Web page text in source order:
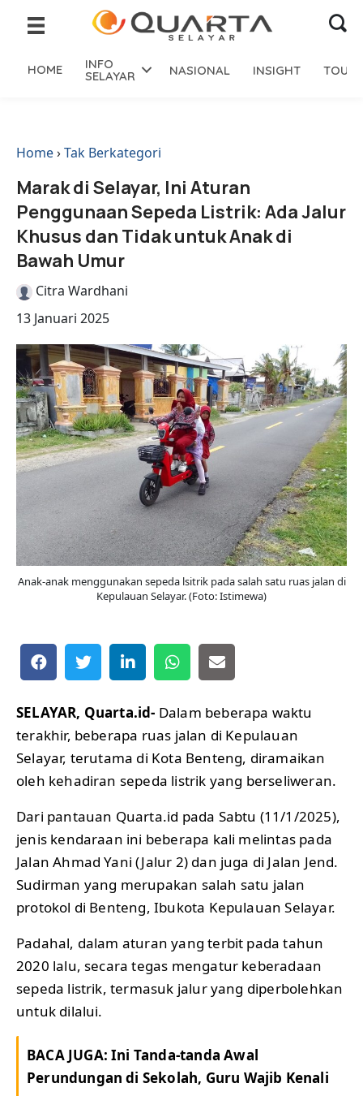
HOME INFO
SELAYAR NASIONAL INSIGHT
Home›Tak Berkategori
Marak di Selayar, Ini Aturan
Penggunaan Sepeda Listrik: Ada Jalur
Khusus dan Tidak untuk Anak di
Bawah Umur
Citra Wardhani
13 Januari 2025
Anak-anak menggunakan sepeda lsitrik pada salah satu ruas jalan di
Kepulauan Selayar. (Foto: Istimewa)
SELAYAR, Quarta.id- Dalam beberapa waktu
terakhir, beberapa ruas jalan di Kepulauan
Selayar, terutama di Kota Benteng, diramaikan
oleh kehadiran sepeda listrik yang berseliweran.
Dari pantauan Quarta.id pada Sabtu (11/1/2025),
jenis kendaraan ini beberapa kali melintas pada
Jalan Ahmad Yani (Jalur 2) dan juga di Jalan Jend.
Sudirman yang merupakan salah satu jalan
protokol di Benteng, Ibukota Kepulauan Selayar.
Padahal, dalam aturan yang terbit pada tahun
2020 lalu, secara tegas mengatur keberadaan
sepeda listrik, termasuk jalur yang diperbolehkan
untuk dilalui.
BACA JUGA:Ini Tanda-tanda Awal
Perundungan di Sekolah, Guru Wajib Kenali